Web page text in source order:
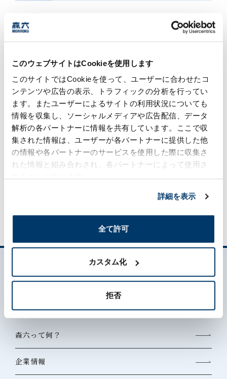
このウェブサイトはCookieを使用します
このサイトではCookieを使って、ユーザーに合わせたコ
ンテンツや広告の表示、トラフィックの分析を行ってい
ます。またユーザーによるサイトの利用状況についても
情報を収集し、ソーシャルメディアや広告配信、データ
解析の各パートナーに情報を共有しています。ここで収
集された情報は、ユーザーが各パートナーに提供した他
の情報や各パートナーのサービスを使用した際に収集さ
れた情報と組み合わされ、各パートナーによって使用さ
詳細を表示
全て許可
カスタム化
拒否
低温粉砕（アイ・エム・マテリアル）
砕困難な物体から素材開発に必要な粉黛を生成し
化学品の製造受託（五興化成工業）
染料合成・臭素化反応で培ってきた技術を生かし
て、ファインケミカル分野で事業を展開していま
す。
森六って何？
企業情報